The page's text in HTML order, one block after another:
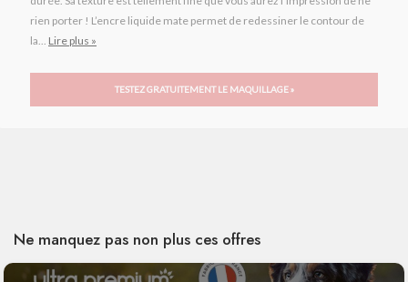
rien porter ! L’encre liquide mate permet de redessiner le contour de
la... Lire plus »
TESTEZ GRATUITEMENT LE MAQUILLAGE »
Ne manquez pas non plus ces offres